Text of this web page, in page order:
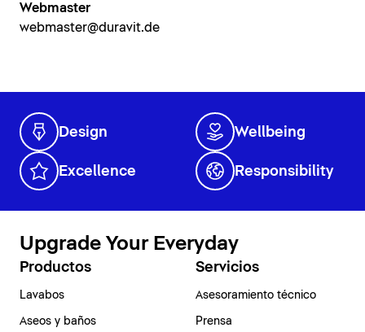
Webmaster
webmaster@duravit.de
Design Wellbeing
Excellence Responsibility
Upgrade Your Everyday
Productos
Lavabos
Aseos y baños
Servicios
Asesoramiento técnico
Prensa